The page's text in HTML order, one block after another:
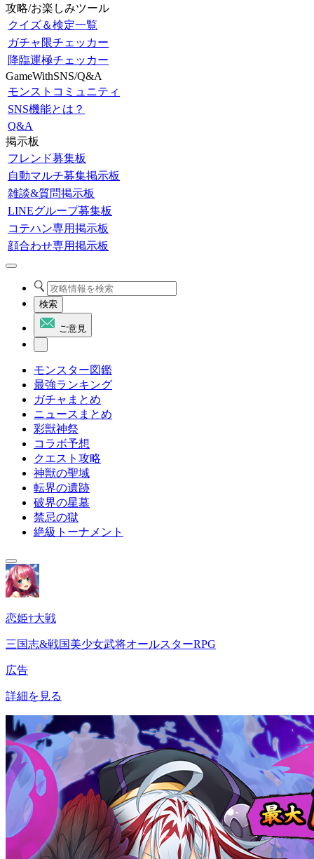
攻略/お楽しみツール
クイズ＆検定一覧
ガチャ限チェッカー
降臨運極チェッカー
GameWithSNS/Q&A
モンストコミュニティ
SNS機能とは？
Q&A
掲示板
フレンド募集板
自動マルチ募集掲示板
雑談&質問掲示板
LINEグループ募集板
コテハン専用掲示板
顔合わせ専用掲示板
検索
ご意見
モンスター図鑑
最強ランキング
ガチャまとめ
ニュースまとめ
彩獣神祭
コラボ予想
クエスト攻略
神獣の聖域
転界の遺跡
破界の星墓
禁忌の獄
絶級トーナメント
恋姫†大戦
三国志&戦国美少女武将オールスターRPG
広告
詳細を見る